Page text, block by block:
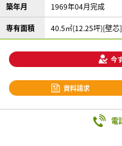
築年月 1969年04月完成
専有面積 40.5㎡(12.25坪)[壁芯]
今
資料請求
電